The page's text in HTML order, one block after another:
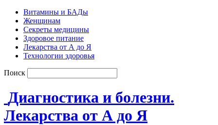
Витамины и БАДы
Женщинам
Секреты медицины
Здоровое питание
Лекарства от А до Я
Технологии здоровья
Поиск
Диагностика и болезни.
Лекарства от А до Я